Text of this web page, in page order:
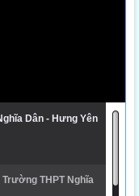
Dân - Hưng Yên
THPT Nghĩa